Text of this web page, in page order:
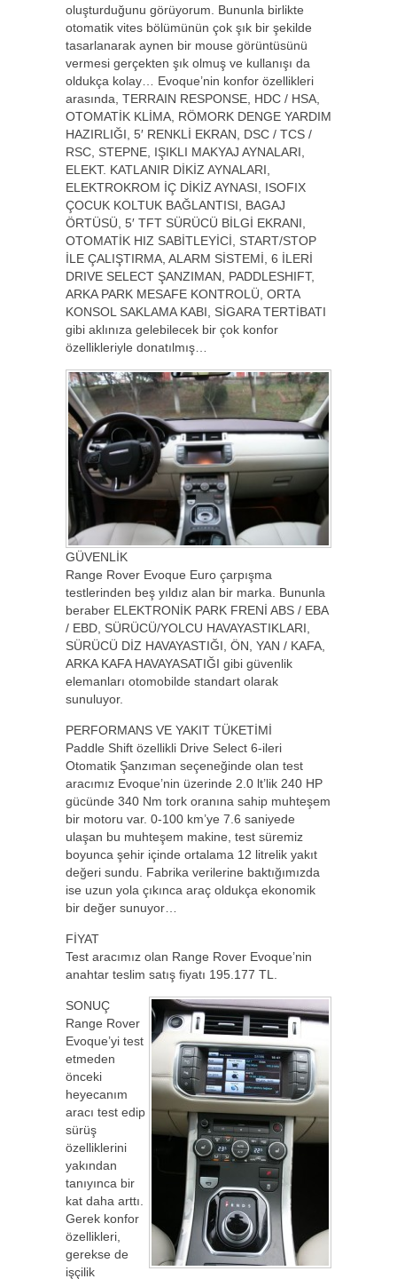
oluşturduğunu görüyorum. Bununla birlikte
otomatik vites bölümünün çok şık bir şekilde
tasarlanarak aynen bir mouse görüntüsünü
vermesi gerçekten şık olmuş ve kullanışı da
oldukça kolay… Evoque’nin konfor özellikleri
arasında, TERRAIN RESPONSE, HDC / HSA,
OTOMATİK KLİMA, RÖMORK DENGE YARDIM
HAZIRLIĞI, 5′ RENKLİ EKRAN, DSC / TCS /
RSC, STEPNE, IŞIKLI MAKYAJ AYNALARI,
ELEKT. KATLANIR DİKİZ AYNALARI,
ELEKTROKROM İÇ DİKİZ AYNASI, ISOFIX
ÇOCUK KOLTUK BAĞLANTISI, BAGAJ
ÖRTÜSÜ, 5′ TFT SÜRÜCÜ BİLGİ EKRANI,
OTOMATİK HIZ SABİTLEYİCİ, START/STOP
İLE ÇALIŞTIRMA, ALARM SİSTEMİ, 6 İLERİ
DRIVE SELECT ŞANZIMAN, PADDLESHIFT,
ARKA PARK MESAFE KONTROLÜ, ORTA
KONSOL SAKLAMA KABI, SİGARA TERTİBATI
gibi aklınıza gelebilecek bir çok konfor
özellikleriyle donatılmış…
GÜVENLİK
Range Rover Evoque Euro çarpışma
testlerinden beş yıldız alan bir marka. Bununla
beraber ELEKTRONİK PARK FRENİ ABS / EBA
/ EBD, SÜRÜCÜ/YOLCU HAVAYASTIKLARI,
SÜRÜCÜ DİZ HAVAYASTIĞI, ÖN, YAN / KAFA,
ARKA KAFA HAVAYASATIĞI gibi güvenlik
elemanları otomobilde standart olarak
sunuluyor.
PERFORMANS VE YAKIT TÜKETİMİ
Paddle Shift özellikli Drive Select 6-ileri
Otomatik Şanzıman seçeneğinde olan test
aracımız Evoque’nin üzerinde 2.0 lt’lik 240 HP
gücünde 340 Nm tork oranına sahip muhteşem
bir motoru var. 0-100 km’ye 7.6 saniyede
ulaşan bu muhteşem makine, test süremiz
boyunca şehir içinde ortalama 12 litrelik yakıt
değeri sundu. Fabrika verilerine baktığımızda
ise uzun yola çıkınca araç oldukça ekonomik
bir değer sunuyor…
FİYAT
Test aracımız olan Range Rover Evoque’nin
anahtar teslim satış fiyatı 195.177 TL.
SONUÇ
Range Rover
Evoque’yi test
etmeden
önceki
heyecanım
aracı test edip
sürüş
özelliklerini
yakından
tanıyınca bir
kat daha arttı.
Gerek konfor
özellikleri,
gerekse de
işçilik